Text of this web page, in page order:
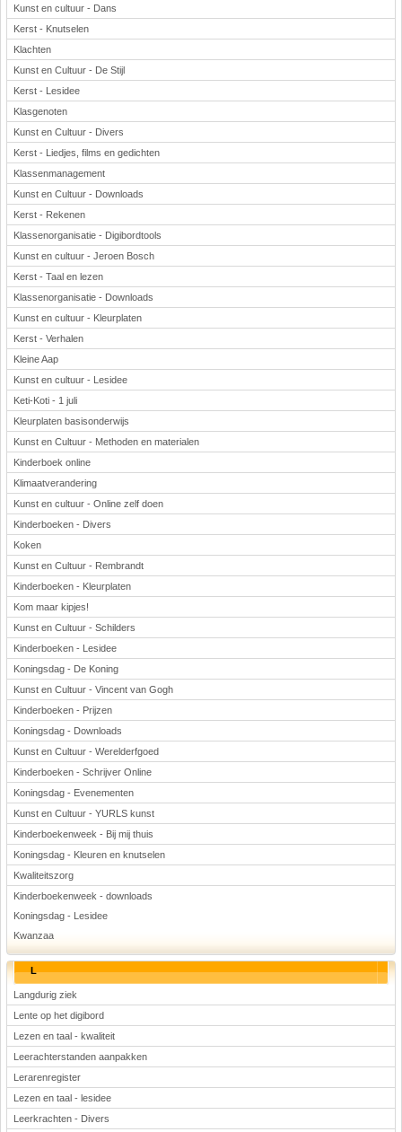
Kunst en cultuur - Dans
Kerst - Knutselen
Klachten
Kunst en Cultuur - De Stijl
Kerst - Lesidee
Klasgenoten
Kunst en Cultuur - Divers
Kerst - Liedjes, films en gedichten
Klassenmanagement
Kunst en Cultuur - Downloads
Kerst - Rekenen
Klassenorganisatie - Digibordtools
Kunst en cultuur - Jeroen Bosch
Kerst - Taal en lezen
Klassenorganisatie - Downloads
Kunst en cultuur - Kleurplaten
Kerst - Verhalen
Kleine Aap
Kunst en cultuur - Lesidee
Keti-Koti - 1 juli
Kleurplaten basisonderwijs
Kunst en Cultuur - Methoden en materialen
Kinderboek online
Klimaatverandering
Kunst en cultuur - Online zelf doen
Kinderboeken - Divers
Koken
Kunst en Cultuur - Rembrandt
Kinderboeken - Kleurplaten
Kom maar kipjes!
Kunst en Cultuur - Schilders
Kinderboeken - Lesidee
Koningsdag - De Koning
Kunst en Cultuur - Vincent van Gogh
Kinderboeken - Prijzen
Koningsdag - Downloads
Kunst en Cultuur - Werelderfgoed
Kinderboeken - Schrijver Online
Koningsdag - Evenementen
Kunst en Cultuur - YURLS kunst
Kinderboekenweek - Bij mij thuis
Koningsdag - Kleuren en knutselen
Kwaliteitszorg
Kinderboekenweek - downloads
Koningsdag - Lesidee
Kwanzaa
L
Langdurig ziek
Lente op het digibord
Lezen en taal - kwaliteit
Leerachterstanden aanpakken
Lerarenregister
Lezen en taal - lesidee
Leerkrachten - Divers